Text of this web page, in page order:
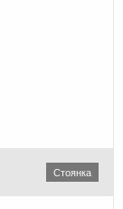
Стоянка